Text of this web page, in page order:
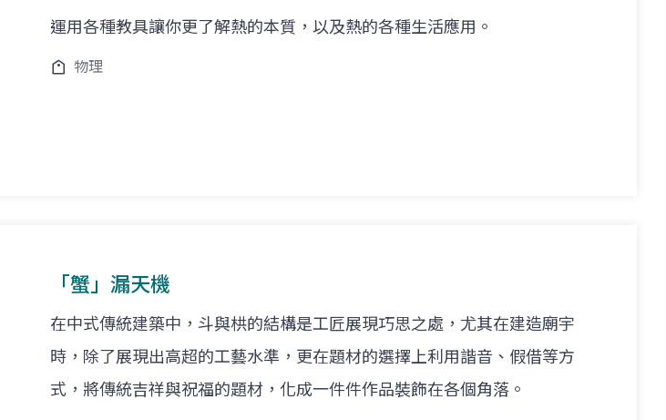
運用各種教具讓你更了解熱的本質，以及熱的各種生活應用。
物理
「蟹」漏天機
在中式傳統建築中，斗與栱的結構是工匠展現巧思之處，尤其在建造廟宇
時，除了展現出高超的工藝水準，更在題材的選擇上利用諧音、假借等方
式，將傳統吉祥與祝福的題材，化成一件件作品裝飾在各個角落。